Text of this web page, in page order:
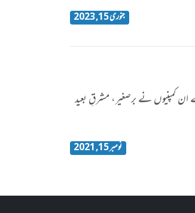
جنوری 15, 2023
ان کمپنیوں نے برصغیر، مشرقِ بعید
نومبر 15, 2021